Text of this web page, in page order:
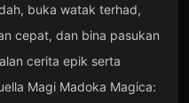
buka watak terhad,
cepat, dan bina pasukan
cerita epik serta
Magi Madoka Magica: